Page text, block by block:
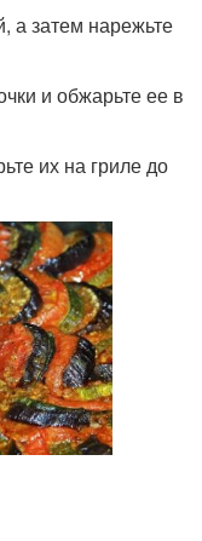
а затем нарежьте
и обжарьте ее в
их на гриле до